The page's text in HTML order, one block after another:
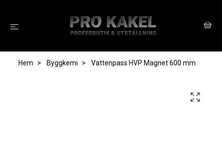
Hem Byggkemi Vattenpass HVP Magnet 600 mm